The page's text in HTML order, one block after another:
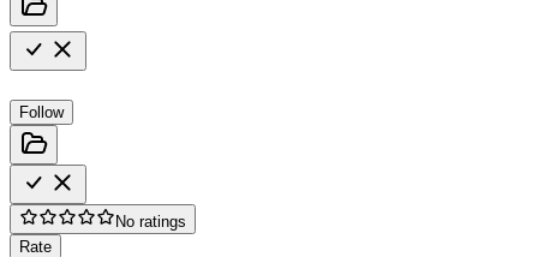
Follow
No ratings
Rate